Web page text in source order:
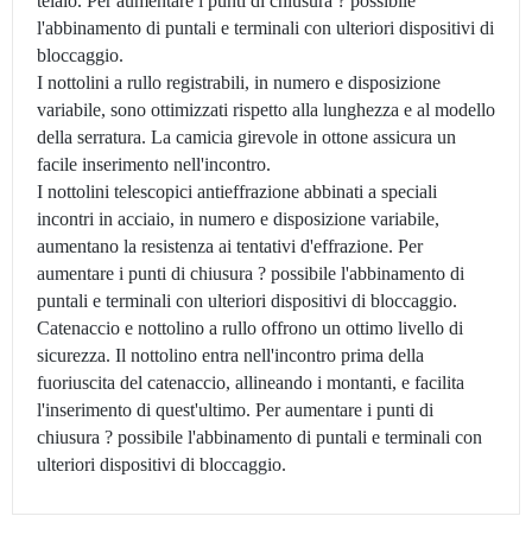
l'abbinamento di puntali e terminali con ulteriori dispositivi di
bloccaggio.
I nottolini a rullo registrabili, in numero e disposizione
variabile, sono ottimizzati rispetto alla lunghezza e al modello
della serratura. La camicia girevole in ottone assicura un
facile inserimento nell'incontro.
I nottolini telescopici antieffrazione abbinati a speciali
incontri in acciaio, in numero e disposizione variabile,
aumentano la resistenza ai tentativi d'effrazione. Per
aumentare i punti di chiusura ? possibile l'abbinamento di
puntali e terminali con ulteriori dispositivi di bloccaggio.
Catenaccio e nottolino a rullo offrono un ottimo livello di
sicurezza. Il nottolino entra nell'incontro prima della
fuoriuscita del catenaccio, allineando i montanti, e facilita
l'inserimento di quest'ultimo. Per aumentare i punti di
chiusura ? possibile l'abbinamento di puntali e terminali con
ulteriori dispositivi di bloccaggio.